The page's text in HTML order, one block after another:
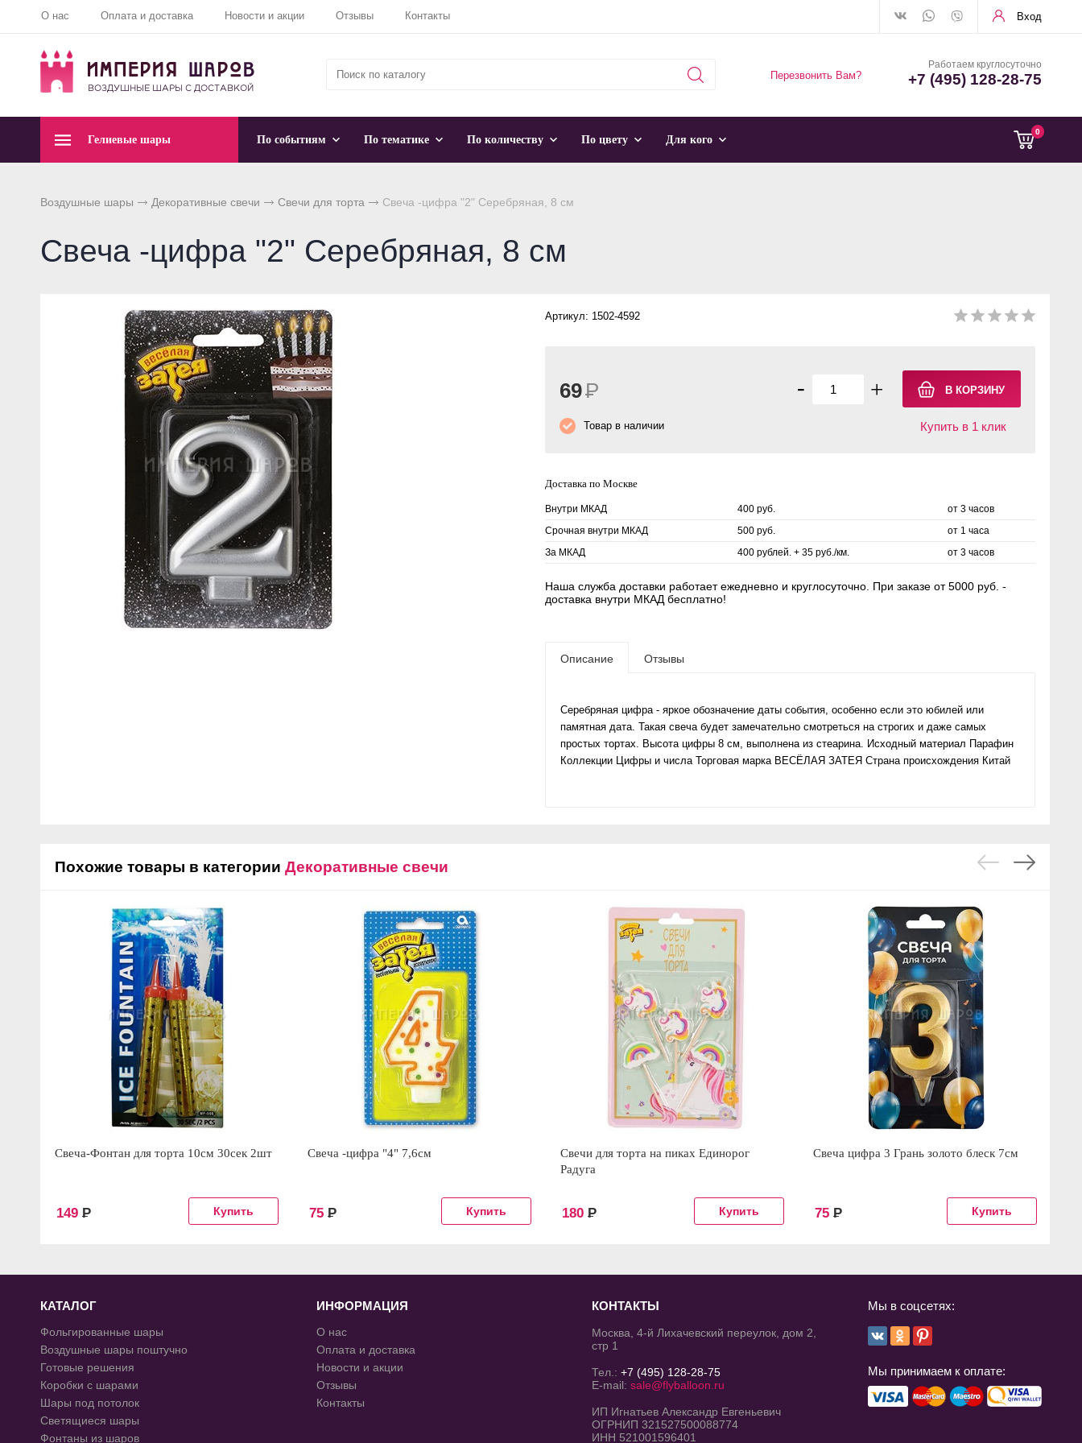
О нас Оплата и доставка Новости и акции Отзывы Контакты Вход
Перезвонить Вам?
Работаем круглосуточно
+7 (495) 128-28-75
0
Гелиевые шары По событиям По тематике По количеству По цвету Для кого
Воздушные шары Декоративные свечи Свечи для торта Свеча -цифра "2" Серебряная, 8 см
Свеча -цифра "2" Серебряная, 8 см
Артикул: 1502-4592
- +
Купить в 1 клик
69Р
Товар в наличии
Доставка по Москве
Внутри МКАД 400 руб.
от 3 часов
Срочная внутри МКАД
500 руб.
от 1 часа
За МКАД
400 рублей. + 35 руб./км. от 3 часов
Наша служба доставки работает ежедневно и круглосуточно. При заказе от 5000 руб. -
доставка внутри МКАД бесплатно!
Описание Отзывы
Серебряная цифра - яркое обозначение даты события, особенно если это юбилей или
памятная дата. Такая свеча будет замечательно смотреться на строгих и даже самых
простых тортах. Высота цифры 8 см, выполнена из стеарина. Исходный материал Парафин
Коллекции Цифры и числа Торговая марка ВЕСЁЛАЯ ЗАТЕЯ Страна происхождения Китай
Похожие товары в категории Декоративные свечи
Свеча-Фонтан для торта 10см 30сек 2шт
149 Р
Свеча -цифра "4" 7,6см
75 Р
Свечи для торта на пиках Единорог
Радуга
180 Р
Свеча цифра 3 Грань золото блеск 7см
75 Р
КАТАЛОГ
Фольгированные шары
Воздушные шары поштучно
Готовые решения
Коробки с шарами
Шары под потолок
Светящиеся шары
Фонтаны из шаров
ИНФОРМАЦИЯ
О нас
Оплата и доставка
Новости и акции
Отзывы
Контакты
КОНТАКТЫ
Москва, 4-й Лихачевский переулок, дом 2,
стр 1
Тел.:+7 (495) 128-28-75
E-mail:sale@flyballoon.ru
ИП Игнатьев Александр Евгеньевич
ОГРНИП 321527500088774
ИНН 521001596401
Мы в соцсетях:
Мы принимаем к оплате: